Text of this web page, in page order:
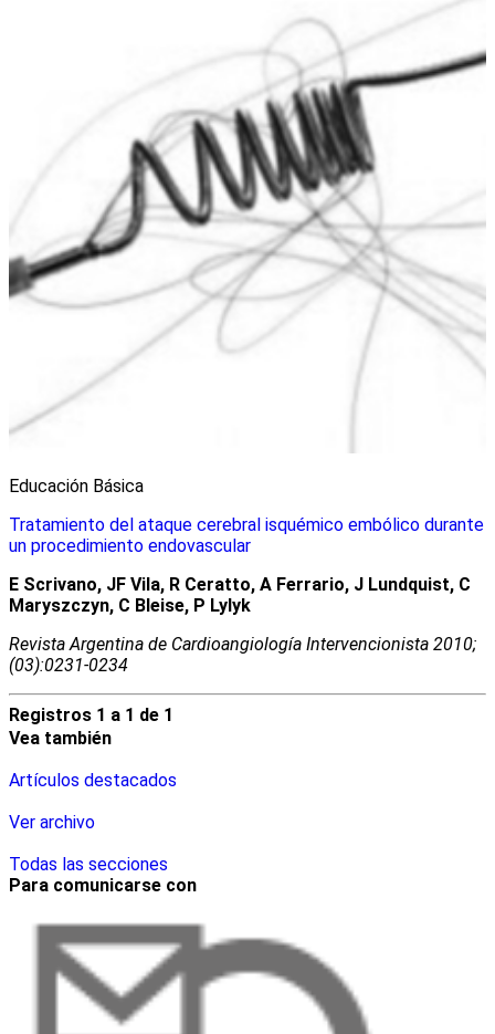
Educación Básica
Tratamiento del ataque cerebral isquémico embólico durante
un procedimiento endovascular
E Scrivano, JF Vila, R Ceratto, A Ferrario, J Lundquist, C
Maryszczyn, C Bleise, P Lylyk
Revista Argentina de Cardioangiologí­a Intervencionista 2010;
(03):0231-0234
Registros 1 a 1 de 1
Vea también
Artículos destacados
Ver archivo
Todas las secciones
Para comunicarse con